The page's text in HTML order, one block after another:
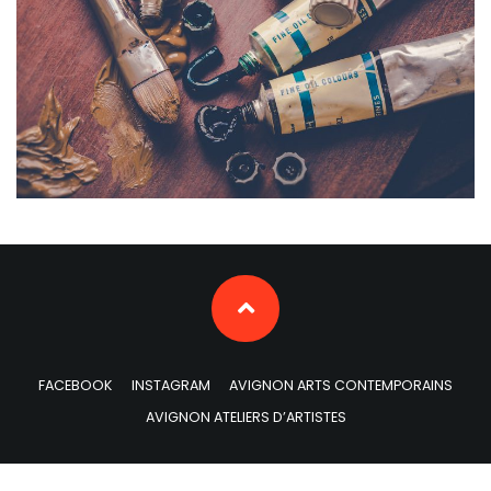
FACEBOOK INSTAGRAM
AVIGNON ARTS CONTEMPORAINS
AVIGNON ATELIERS D’ARTISTES